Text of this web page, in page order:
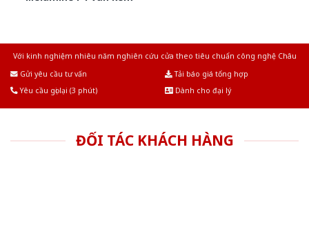
Với kinh nghiệm nhiêu năm nghiên cứu cửa theo tiêu chuẩn công nghệ Châu
Gửi yêu cầu tư vấn
Tải báo giá tổng hợp
Yêu cầu gọi lại (3 phút)
Dành cho đại lý
ĐỐI TÁC KHÁCH HÀNG